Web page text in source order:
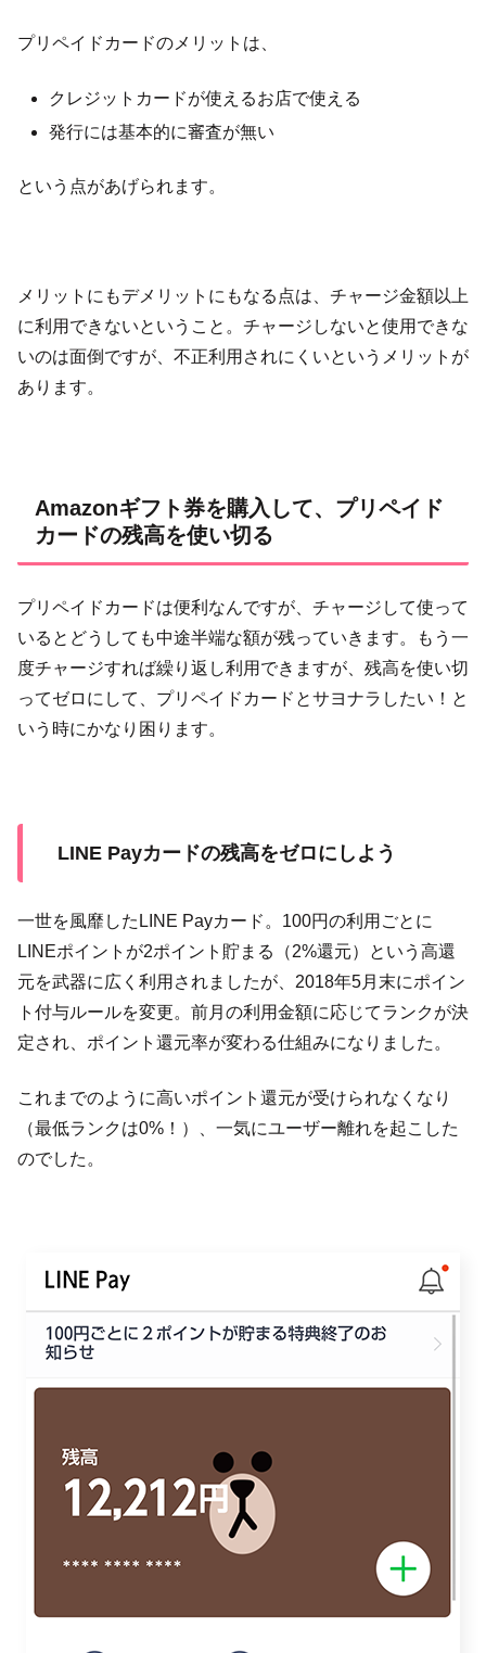
プリペイドカードのメリットは、
クレジットカードが使えるお店で使える
発行には基本的に審査が無い
という点があげられます。
メリットにもデメリットにもなる点は、チャージ金額以上
に利用できないということ。チャージしないと使用できな
いのは面倒ですが、不正利用されにくいというメリットが
あります。
Amazonギフト券を購入して、プリペイド
カードの残高を使い切る
プリペイドカードは便利なんですが、チャージして使って
いるとどうしても中途半端な額が残っていきます。もう一
度チャージすれば繰り返し利用できますが、残高を使い切
ってゼロにして、プリペイドカードとサヨナラしたい！と
いう時にかなり困ります。
LINE Payカードの残高をゼロにしよう
一世を風靡したLINE Payカード。100円の利用ごとに
LINEポイントが2ポイント貯まる（2%還元）という高還
元を武器に広く利用されましたが、2018年5月末にポイン
ト付与ルールを変更。前月の利用金額に応じてランクが決
定され、ポイント還元率が変わる仕組みになりました。
これまでのように高いポイント還元が受けられなくなり
（最低ランクは0%！）、一気にユーザー離れを起こした
のでした。